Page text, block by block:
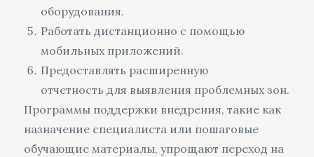
оборудования.
Работать дистанционно с помощью
мобильных приложений.
Предоставлять расширенную
отчетность для выявления проблемных зон.
Программы поддержки внедрения, такие как
назначение специалиста или пошаговые
обучающие материалы, упрощают переход на